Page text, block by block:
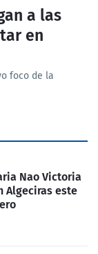
a las
en
foco de la
Nao Victoria
Algeciras este